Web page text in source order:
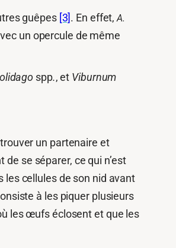
guêpes [3]. En effet,A.
un opercule de même
spp., et Viburnum
un partenaire et
se séparer, ce qui n’est
les cellules de son nid avant
à les piquer plusieurs
les œufs éclosent et que les